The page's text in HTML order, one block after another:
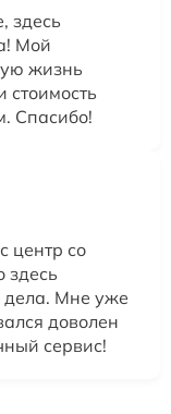
здесь
Мой
жизнь
стоимость
Спасибо!
центр со
здесь
дела. Мне уже
доволен
сервис!